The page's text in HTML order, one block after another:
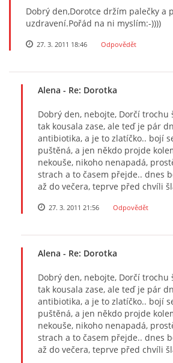
Dobrý den,Dorotce držím palečky a
uzdravení.Pořád na ni myslím:-))))
27. 3. 2011 18:46 Odpovědět
Alena - Re: Dorotka
Dobrý den, nebojte, Dorčí trochu
tak kousala zase, ale teď je pár
antibiotika, a je to zlatíčko.. bojí
puštěná, a jen někdo projde
nekouše, nikoho nenapadá,
strach a to časem přejde.. dnes
až do večera, teprve před chvíli
27. 3. 2011 21:56 Odpovědět
Alena - Re: Dorotka
Dobrý den, nebojte, Dorčí trochu
tak kousala zase, ale teď je pár
antibiotika, a je to zlatíčko.. bojí
puštěná, a jen někdo projde
nekouše, nikoho nenapadá,
strach a to časem přejde.. dnes
až do večera, teprve před chvíli